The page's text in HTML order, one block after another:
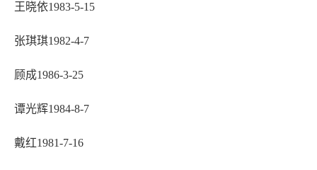
王晓依1983-5-15
张琪琪1982-4-7
顾成1986-3-25
谭光辉1984-8-7
戴红1981-7-16